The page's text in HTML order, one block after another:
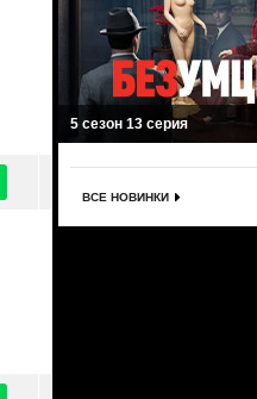
5 сезон 13 серия
ВСЕ НОВИНКИ